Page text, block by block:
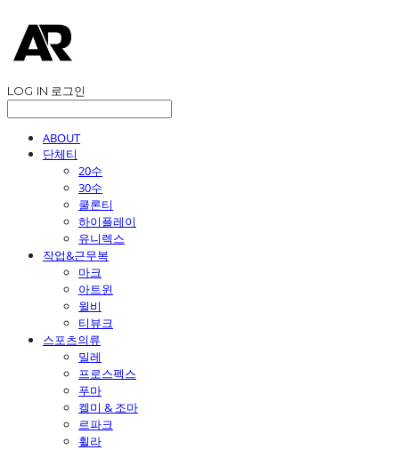
LOG IN 로그인
ABOUT
단체티
20수
30수
쿨론티
하이플레이
유니렉스
작업&근무복
마크
아트윈
윌비
티뷰크
스포츠의류
밀레
프로스펙스
푸마
켈미 & 조마
르파크
휠라